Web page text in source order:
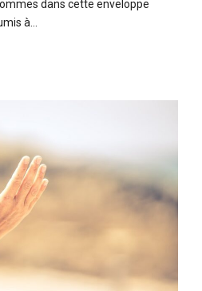
dans cette enveloppe
à…